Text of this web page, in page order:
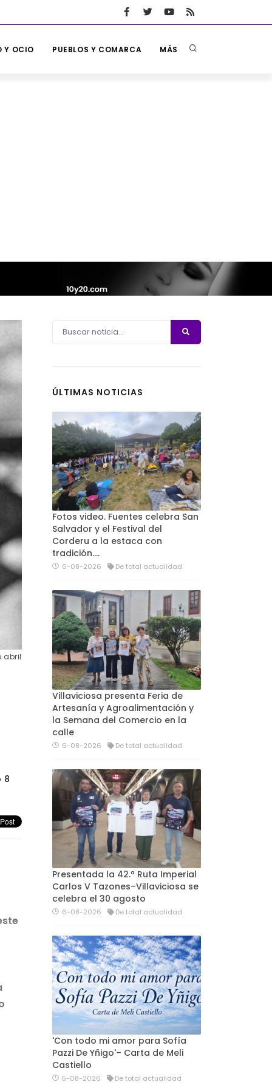
Y OCIO PUEBLOS Y COMARCA MÁS
abril
8
ÚLTIMAS NOTICIAS
Fotos video. Fuentes celebra San
Salvador y el Festival del
Corderu a la estaca con
tradición....
6-08-2026 De total actualidad
Villaviciosa presenta Feria de
Artesanía y Agroalimentación y
la Semana del Comercio en la
calle
6-08-2026 De total actualidad
Presentada la 42.ª Ruta Imperial
Carlos V Tazones–Villaviciosa se
celebra el 30 agosto
6-08-2026 De total actualidad
'Con todo mi amor para Sofía
Pazzi De Yñigo'– Carta de Meli
Castiello
5-08-2026 De total actualidad